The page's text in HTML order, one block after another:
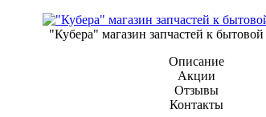
"Кубера" магазин запчастей к
Описание
Акции
Отзывы
Контакты